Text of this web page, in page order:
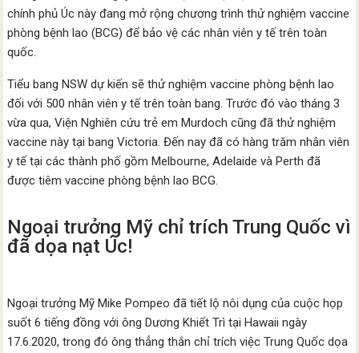
chính phủ Úc này đang mở rộng chương trình thử nghiệm vaccine
phòng bệnh lao (BCG) để bảo vệ các nhân viên y tế trên toàn
quốc.
Tiểu bang NSW dự kiến sẽ thử nghiệm vaccine phòng bệnh lao
đối với 500 nhân viên y tế trên toàn bang. Trước đó vào tháng 3
vừa qua, Viện Nghiên cứu trẻ em Murdoch cũng đã thử nghiệm
vaccine này tại bang Victoria. Đến nay đã có hàng trăm nhân viên
y tế tại các thành phố gồm Melbourne, Adelaide và Perth đã
được tiêm vaccine phòng bệnh lao BCG.
Ngoại trưởng Mỹ chỉ trích Trung Quốc vì
đã dọa nạt Úc!
Ngoại trưởng Mỹ Mike Pompeo đã tiết lộ nôi dụng của cuộc họp
suốt 6 tiếng đồng với ông Dương Khiết Trì tại Hawaii ngày
17.6.2020, trong đó ông thẳng thắn chỉ trích việc Trung Quốc dọa